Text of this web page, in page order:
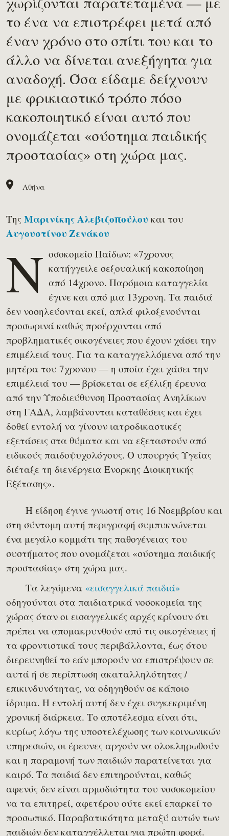
το ένα να επιστρέφει μετά από
έναν χρόνο στο σπίτι του και το
άλλο να δίνεται ανεξήγητα για
αναδοχή. Όσα είδαμε δείχνουν
με φρικιαστικό τρόπο πόσο
κακοποιητικό είναι αυτό που
ονομάζεται «σύστημα παιδικής
προστασίας» στη χώρα μας.
Αθήνα
Της Μαρινίκης Αλεβιζοπούλου και του
Αυγουστίνου Ζενάκου
Ν οσοκομείο Παίδων: «7χρονος
κατήγγειλε σεξουαλική κακοποίηση
από 14χρονο. Παρόμοια καταγγελία
έγινε και από μια 13χρονη. Τα παιδιά
δεν νοσηλεύονται εκεί, απλά φιλοξενούνται
προσωρινά καθώς προέρχονται από
προβληματικές οικογένειες που έχουν χάσει την
επιμέλειά τους. Για τα καταγγελλόμενα από την
μητέρα του 7χρονου — η οποία έχει χάσει την
επιμέλειά του — βρίσκεται σε εξέλιξη έρευνα
από την Υποδιεύθυνση Προστασίας Ανηλίκων
στη ΓΑΔΑ, λαμβάνονται καταθέσεις και έχει
δοθεί εντολή να γίνουν ιατροδικαστικές
εξετάσεις στα θύματα και να εξεταστούν από
ειδικούς παιδοψυχολόγους. Ο υπουργός Υγείας
διέταξε τη διενέργεια Ένορκης Διοικητικής
Εξέτασης».
Η είδηση έγινε γνωστή στις 16 Νοεμβρίου και
στη σύντομη αυτή περιγραφή συμπυκνώνεται
ένα μεγάλο κομμάτι της παθογένειας του
συστήματος που ονομάζεται «σύστημα παιδικής
προστασίας» στη χώρα μας.
Τα λεγόμενα «εισαγγελικά παιδιά»
οδηγούνται στα παιδιατρικά νοσοκομεία της
χώρας όταν οι εισαγγελικές αρχές κρίνουν ότι
πρέπει να απομακρυνθούν από τις οικογένειες ή
τα φροντιστικά τους περιβάλλοντα, έως ότου
διερευνηθεί το εάν μπορούν να επιστρέψουν σε
αυτά ή σε περίπτωση ακαταλληλότητας /
επικινδυνότητας, να οδηγηθούν σε κάποιο
ίδρυμα. Η εντολή αυτή δεν έχει συγκεκριμένη
χρονική διάρκεια. Το αποτέλεσμα είναι ότι,
κυρίως λόγω της υποστελέχωσης των κοινωνικών
υπηρεσιών, οι έρευνες αργούν να ολοκληρωθούν
και η παραμονή των παιδιών παρατείνεται για
καιρό. Τα παιδιά δεν επιτηρούνται, καθώς
αφενός δεν είναι αρμοδιότητα του νοσοκομείου
να τα επιτηρεί, αφετέρου ούτε εκεί επαρκεί το
προσωπικό. Παραβατικότητα μεταξύ αυτών των
παιδιών δεν καταγγέλλεται για πρώτη φορά.